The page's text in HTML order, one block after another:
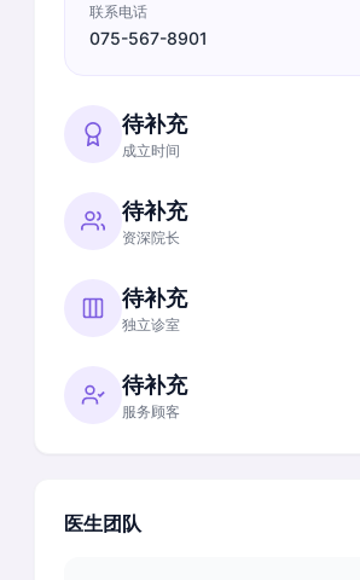
联系电话
075-567-8901
待补充
成立时间
待补充
资深院长
待补充
独立诊室
待补充
服务顾客
医生团队